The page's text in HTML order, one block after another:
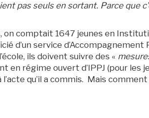
pas seuls en sortant. Parce que
on comptait 1647 jeunes en
d’un service
ils doivent suivre des «
en régime ouvert d’IPPJ (pour les
qu’il a commis. Mais